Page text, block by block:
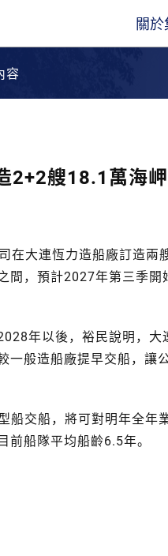
關於
經
搖，站穩腳
聯圖
產業，生產服務基地涵
遠東人
價
容
2+2艘18.1萬海
在大連恆力造船廠訂造兩
間，預計2027年第三季
年以後，裕民說明，
一般造船廠提早交船，讓
船交船，將可對明年全年
船隊平均船齡6.5年。